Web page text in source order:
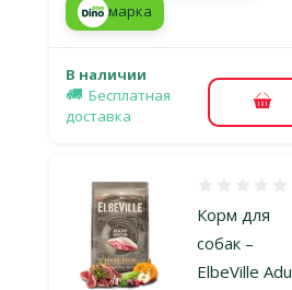
марка
В наличии
Бесплатная
доставка
В
Корм для
собак –
ElbeVille